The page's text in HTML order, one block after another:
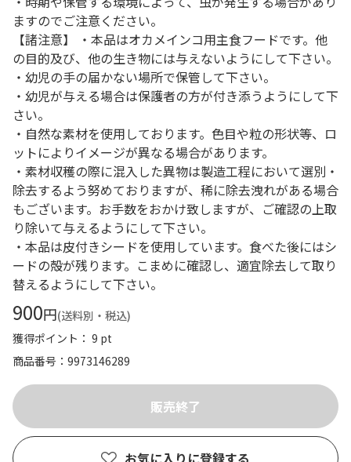
ますのでご注意ください。
【諸注意】 ・本品はオカメインコ用主食フードです。他
の目的及び、他の生き物には与えないようにして下さい。
・幼児の手の届かない場所で保管して下さい。
・幼児が与える場合は保護者の方が付き添うようにして下
さい。
・自然な素材を使用しております。色目や粒の形状等、ロ
ットによりイメージが異なる場合があります。
・素材収穫の際に混入した異物は製造工程において選別・
除去するよう努めておりますが、稀に除去洩れがある場合
もございます。お手数をおかけ致しますが、ご確認の上取
り除いて与えるようにして下さい。
・本品は皮付きシードを使用しています。食べた後にはシ
ードの殻が残ります。こまめに確認し、適宜除去して取り
替えるようにして下さい。
900円(送料別・税込)
獲得ポイント： 9 pt
商品番号
9973146289
お気に入りに登録する